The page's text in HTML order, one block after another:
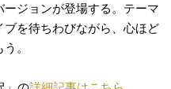
ジョンが登場する。テーマ
を待ちわびながら、心ほど
。